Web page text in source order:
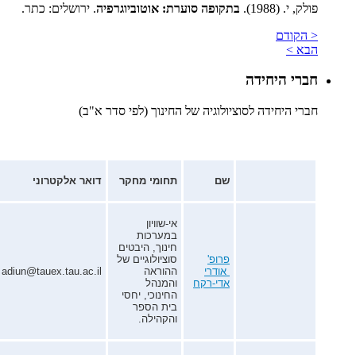
פולק, י. (1988).
בתקופה סוערת: אוטוביוגרפיה. ירושלים: כתר.
< הקודם
הבא >
חברי היחידה
חברי היחידה לסוציולוגיה של החינוך (לפי סדר א"ב)
שם תחומי מחקר דואר אלקטרוני
פרופ'
אודרי
אדי-רקח
אי-שוויון
במערכות
חינוך, היבטים
סוציולוגיים של
ההוראה
והמנהל
החינוכי, יחסי
בית הספר
והקהילה.
adiun@tauex.tau.ac.il